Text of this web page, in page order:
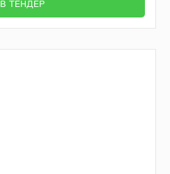
В ТЕНДЕР